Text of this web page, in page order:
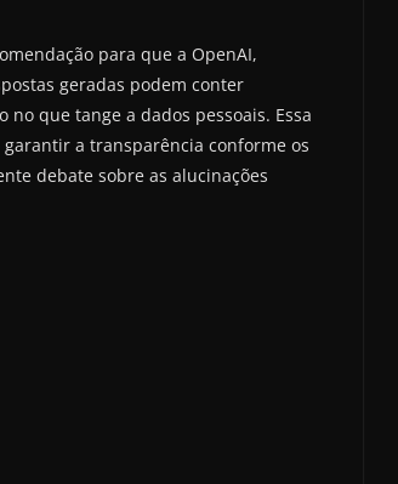
para que a OpenAI,
geradas podem conter
que tange a dados pessoais. Essa
a transparência conforme os
debate sobre as alucinações